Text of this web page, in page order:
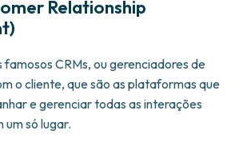
Relationship
CRMs, ou gerenciadores de
o cliente, que são as plataformas que
e gerenciar todas as interações
um só lugar.